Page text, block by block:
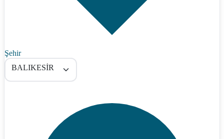
Şehir
BALIKESİR